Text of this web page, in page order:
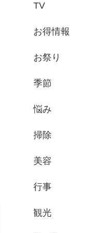
TV
お得情報
お祭り
季節
悩み
掃除
美容
行事
観光